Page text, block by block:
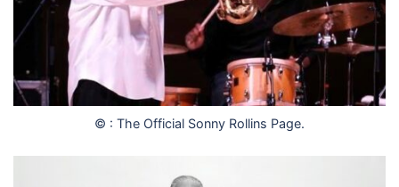
© : The Official Sonny Rollins Page.